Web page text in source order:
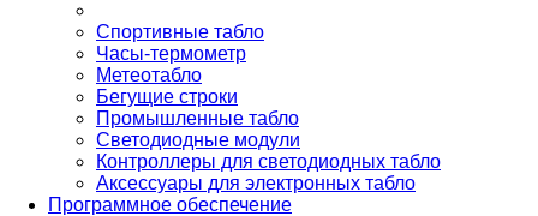
Спортивные табло
Часы-термометр
Метеотабло
Бегущие строки
Промышленные табло
Светодиодные модули
Контроллеры для светодиодных табло
Аксессуары для электронных табло
Программное обеспечение